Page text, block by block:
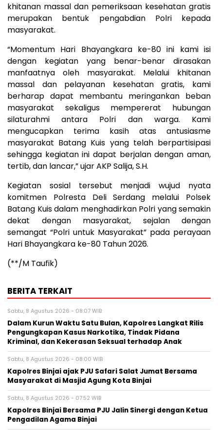
khitanan massal dan pemeriksaan kesehatan gratis
merupakan bentuk pengabdian Polri kepada
masyarakat.
“Momentum Hari Bhayangkara ke-80 ini kami isi
dengan kegiatan yang benar-benar dirasakan
manfaatnya oleh masyarakat. Melalui khitanan
massal dan pelayanan kesehatan gratis, kami
berharap dapat membantu meringankan beban
masyarakat sekaligus mempererat hubungan
silaturahmi antara Polri dan warga. Kami
mengucapkan terima kasih atas antusiasme
masyarakat Batang Kuis yang telah berpartisipasi
sehingga kegiatan ini dapat berjalan dengan aman,
tertib, dan lancar,” ujar AKP Salija, S.H.
Kegiatan sosial tersebut menjadi wujud nyata
komitmen Polresta Deli Serdang melalui Polsek
Batang Kuis dalam menghadirkan Polri yang semakin
dekat dengan masyarakat, sejalan dengan
semangat “Polri untuk Masyarakat” pada perayaan
Hari Bhayangkara ke-80 Tahun 2026.
(**/M Taufik)
BERITA TERKAIT
Sabtu, 8 Agustus 2026 - 08:07 WIB
Dalam Kurun Waktu Satu Bulan, Kapolres Langkat Rilis
Pengungkapan Kasus Narkotika, Tindak Pidana
Kriminal, dan Kekerasan Seksual terhadap Anak
Sabtu, 8 Agustus 2026 - 08:00 WIB
Kapolres Binjai ajak PJU Safari Salat Jumat Bersama
Masyarakat di Masjid Agung Kota Binjai
Sabtu, 8 Agustus 2026 - 07:52 WIB
Kapolres Binjai Bersama PJU Jalin Sinergi dengan Ketua
Pengadilan Agama Binjai